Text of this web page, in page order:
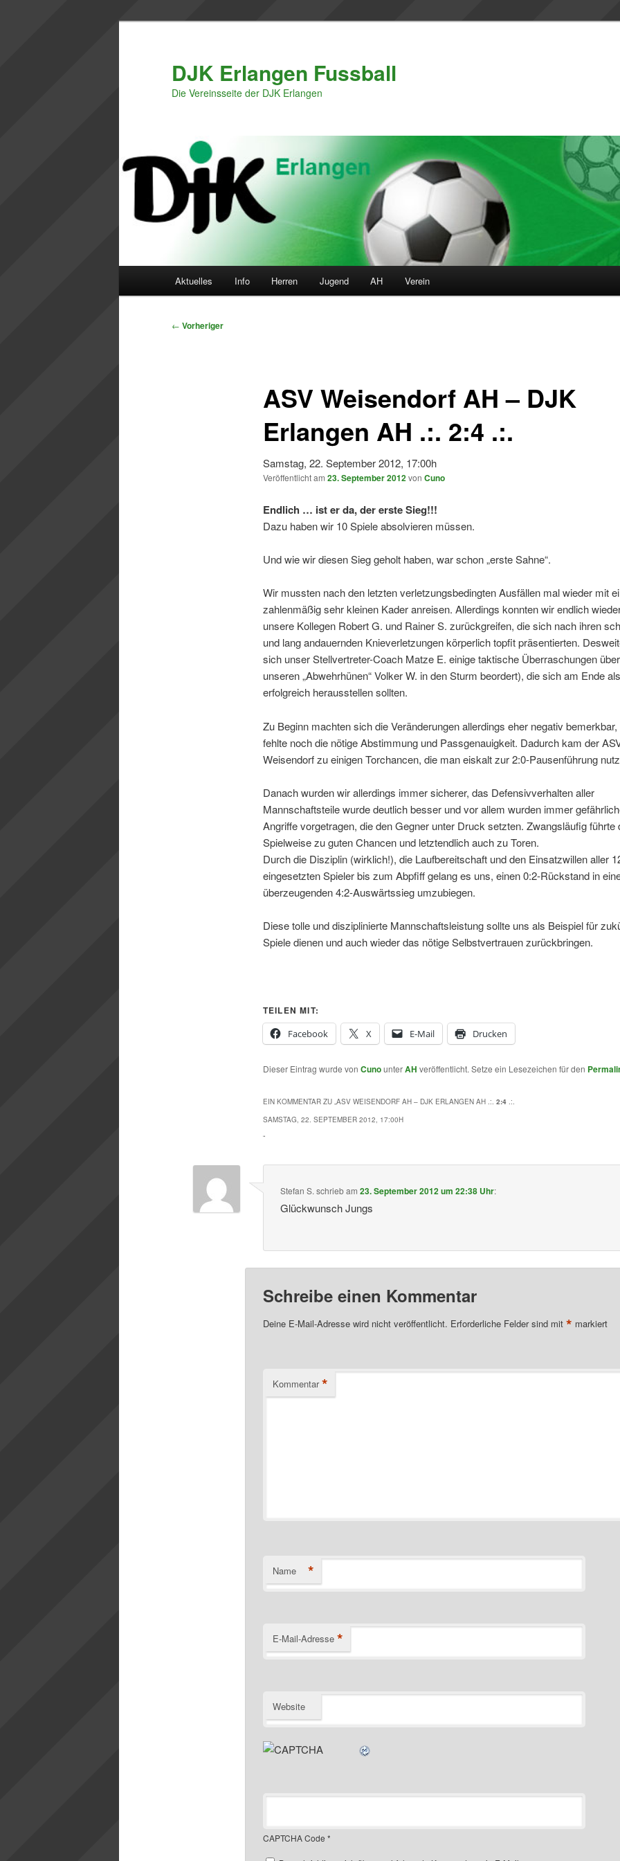
DJK Erlangen Fussball
Die Vereinsseite der DJK Erlangen
Aktuelles Info Herren Jugend AH Verein
Beitragsnavigation
← Vorheriger
ASV Weisendorf AH – DJK
Erlangen AH .:. 2:4 .:.
Samstag, 22. September 2012, 17:00h
Veröffentlicht am 23. September 2012von Cuno
Endlich … ist er da, der erste Sieg!!!
Dazu haben wir 10 Spiele absolvieren müssen.
Und wie wir diesen Sieg geholt haben, war schon „erste Sahne“.
Wir mussten nach den letzten verletzungsbedingten Ausfällen mal wieder mit
zahlenmäßig sehr kleinen Kader anreisen. Allerdings konnten wir endlich
unsere Kollegen Robert G. und Rainer S. zurückgreifen, die sich nach ihren
und lang andauernden Knieverletzungen körperlich topfit präsentierten.
sich unser Stellvertreter-Coach Matze E. einige taktische Überraschungen
unseren „Abwehrhünen“ Volker W. in den Sturm beordert), die sich am Ende
erfolgreich herausstellen sollten.
Zu Beginn machten sich die Veränderungen allerdings eher negativ
fehlte noch die nötige Abstimmung und Passgenauigkeit. Dadurch kam der
Weisendorf zu einigen Torchancen, die man eiskalt zur 2:0-Pausenführung
Danach wurden wir allerdings immer sicherer, das Defensivverhalten aller
Mannschaftsteile wurde deutlich besser und vor allem wurden immer
Angriffe vorgetragen, die den Gegner unter Druck setzten. Zwangsläufig führte
Spielweise zu guten Chancen und letztendlich auch zu Toren.
Durch die Disziplin (wirklich!), die Laufbereitschaft und den Einsatzwillen aller
eingesetzten Spieler bis zum Abpfiff gelang es uns, einen 0:2-Rückstand in
überzeugenden 4:2-Auswärtssieg umzubiegen.
Diese tolle und disziplinierte Mannschaftsleistung sollte uns als Beispiel für
Spiele dienen und auch wieder das nötige Selbstvertrauen zurückbringen.
TEILEN MIT:
Facebook
X E-Mail Drucken
Dieser Eintrag wurde von CunounterAH veröffentlicht. Setze ein Lesezeichen für den
EIN KOMMENTAR ZU „ ASV WEISENDORF AH – DJK ERLANGEN AH .:. 2:4.:.
SAMSTAG, 22. SEPTEMBER 2012, 17:00H
“
Stefan S. schriebam23. September 2012 um 22:38 Uhr:
Glückwunsch Jungs
Schreibe einen Kommentar
Deine E-Mail-Adresse wird nicht veröffentlicht. Erforderliche Felder sind mit * markiert
Kommentar *
Name *
E-Mail-Adresse *
Website
CAPTCHA Code *